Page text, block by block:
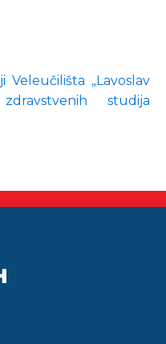
„Lavoslav
studija